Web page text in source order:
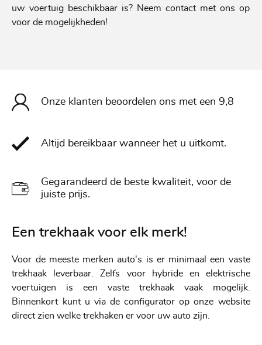
uw voertuig beschikbaar is? Neem contact met ons op
voor de mogelijkheden!
Onze klanten beoordelen ons met een 9,8
Altijd bereikbaar wanneer het u uitkomt.
Gegarandeerd de beste kwaliteit, voor de
juiste prijs.
Een trekhaak voor elk merk!
Voor de meeste merken auto's is er minimaal een vaste
trekhaak leverbaar. Zelfs voor hybride en elektrische
voertuigen is een vaste trekhaak vaak mogelijk.
Binnenkort kunt u via de configurator op onze website
direct zien welke trekhaken er voor uw auto zijn.